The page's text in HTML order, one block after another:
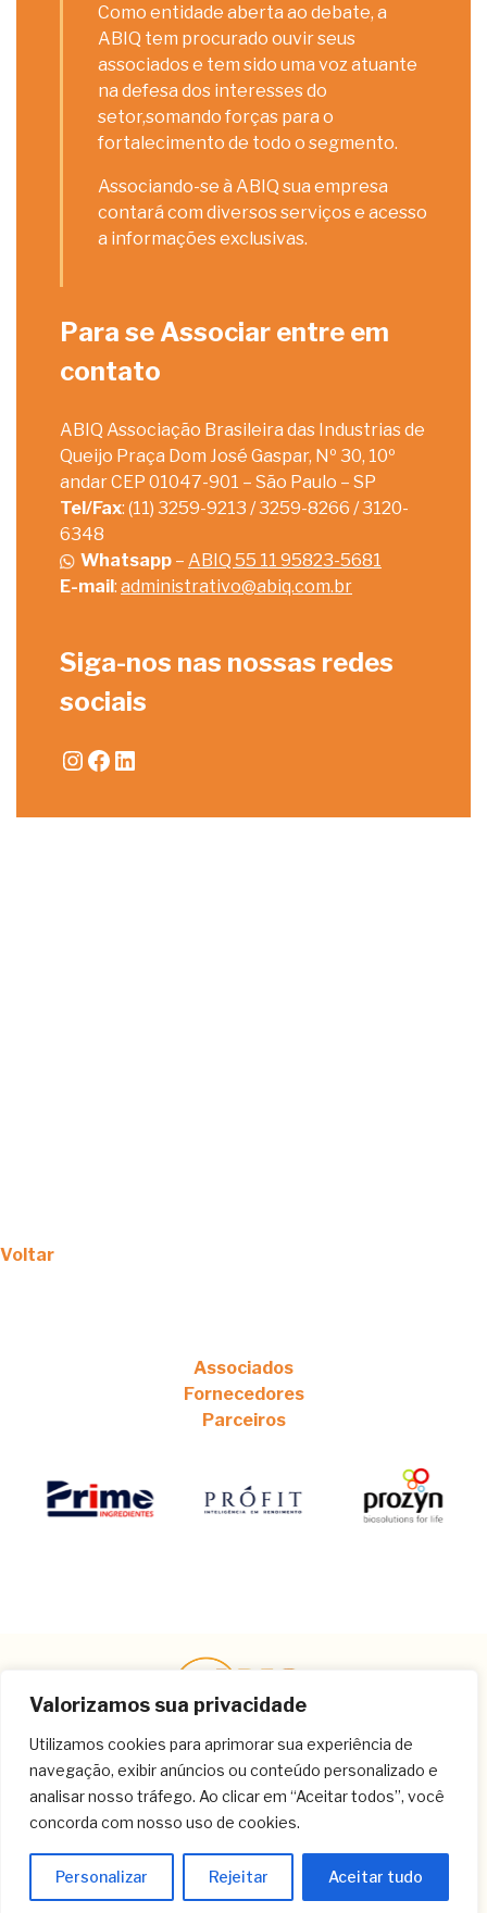
Valorizamos sua privacidade
Utilizamos cookies para aprimorar sua experiência de
navegação, exibir anúncios ou conteúdo personalizado e
analisar nosso tráfego. Ao clicar em “Aceitar todos”, você
concorda com nosso uso de cookies.
Personalizar Rejeitar Aceitar tudo
Como entidade aberta ao debate, a
ABIQ tem procurado ouvir seus
associados e tem sido uma voz atuante
na defesa dos interesses do
setor,somando forças para o
fortalecimento de todo o segmento.
Associando-se à ABIQ sua empresa
contará com diversos serviços e acesso
a informações exclusivas.
Para se Associar entre em
contato
ABIQ Associação Brasileira das Industrias de
Queijo Praça Dom José Gaspar, Nº 30, 10º
andar CEP 01047-901 – São Paulo – SP
Tel/Fax: (11) 3259-9213 / 3259-8266 / 3120-
6348
Whatsapp – ABIQ 55 11 95823-5681
E-mail: administrativo@abiq.com.br
Siga-nos nas nossas redes
sociais
Instagram
Facebook
LinkedIn
Voltar
Associados
Fornecedores
Parceiros
Contato
(11) 3259-8266